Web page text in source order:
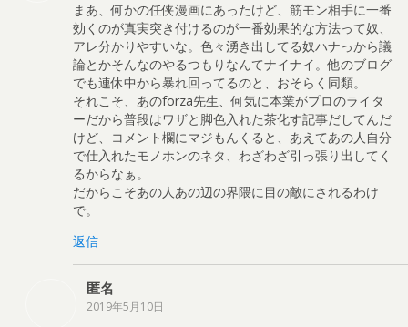
まあ、何かの任侠漫画にあったけど、筋モン相手に一番
効くのが真実突き付けるのが一番効果的な方法って奴、
アレ分かりやすいな。色々湧き出してる奴ハナっから議
論とかそんなのやるつもりなんてナイナイ。他のブログ
でも連休中から暴れ回ってるのと、おそらく同類。
それこそ、あのforza先生、何気に本業がプロのライタ
ーだから普段はワザと脚色入れた茶化す記事だしてんだ
けど、コメント欄にマジもんくると、あえてあの人自分
で仕入れたモノホンのネタ、わざわざ引っ張り出してく
るからなぁ。
だからこそあの人あの辺の界隈に目の敵にされるわけ
で。
返信
匿名
2019年5月10日